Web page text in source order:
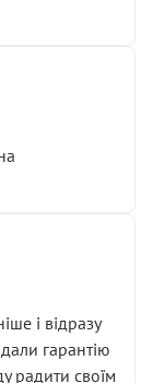
і відразу
гарантію
радити своїм